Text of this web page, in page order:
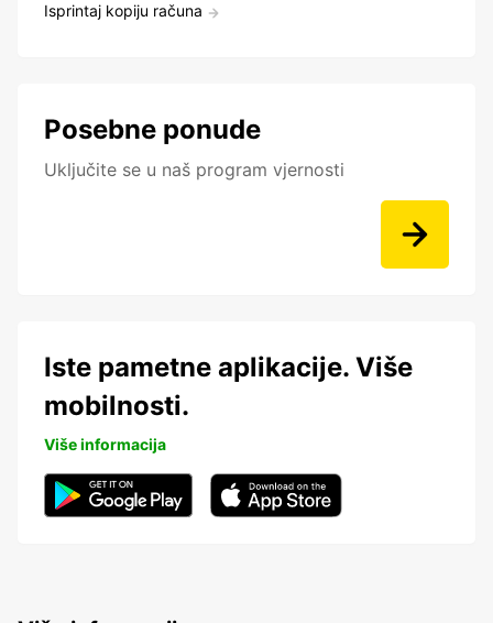
Isprintaj kopiju računa
Posebne ponude
Uključite se u naš program vjernosti
Iste pametne aplikacije. Više
mobilnosti.
Više informacija